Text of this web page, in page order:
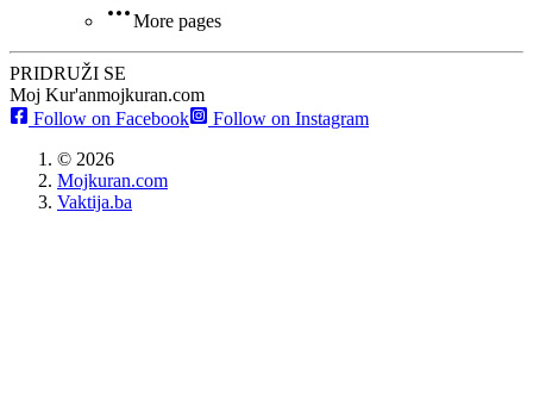
More pages
PRIDRUŽI SE
Moj Kur'anmojkuran.com
Follow on Facebook
Follow on Instagram
© 2026
Mojkuran.com
Vaktija.ba